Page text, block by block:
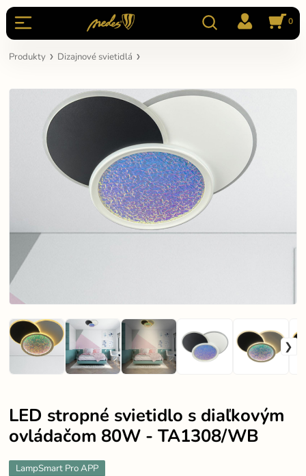
0
Produkty Dizajnové svietidlá
LED stropné svietidlo s diaľkovým
ovládačom 80W - TA1308/WB
LampSmart Pro APP